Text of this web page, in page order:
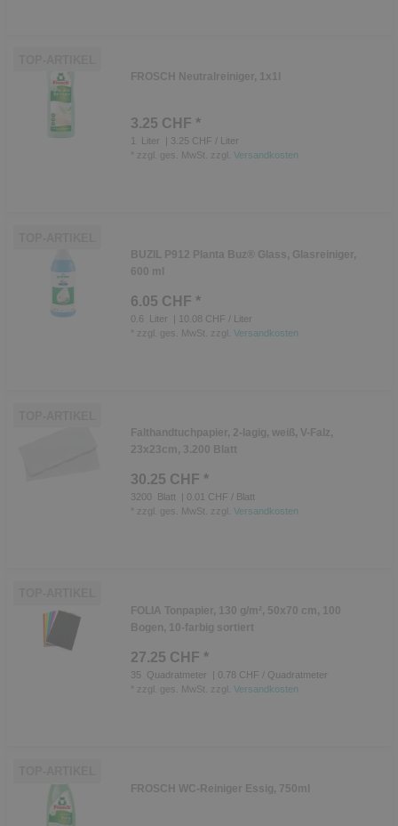
FROSCH Neutralreiniger, 1x1l
3.25 CHF *
Liter
| 3.25 CHF / Liter
zzgl. ges. MwSt. zzgl. Versandkosten
BUZIL P912 Planta Buz® Glass, Glasreiniger,
600 ml
6.05 CHF *
0.6 Liter
| 10.08 CHF / Liter
zzgl. ges. MwSt. zzgl. Versandkosten
Falthandtuchpapier, 2-lagig, weiß, V-Falz,
23x23cm, 3.200 Blatt
30.25 CHF *
3200 Blatt
| 0.01 CHF / Blatt
zzgl. ges. MwSt. zzgl. Versandkosten
FOLIA Tonpapier, 130 g/m², 50x70 cm, 100
Bogen, 10-farbig sortiert
27.25 CHF *
35 Quadratmeter
| 0.78 CHF / Quadratmeter
zzgl. ges. MwSt. zzgl. Versandkosten
FROSCH WC-Reiniger Essig, 750ml